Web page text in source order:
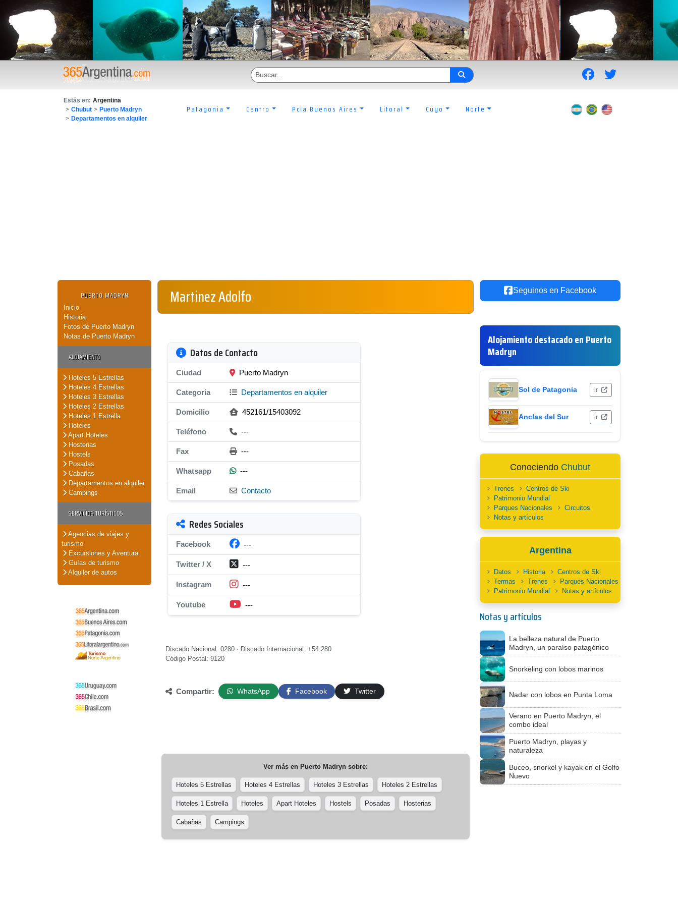
Estás en: Argentina
> Chubut > Puerto Madryn
> Departamentos en alquiler
Patagonia Centro Pcia Buenos Aires Litoral Cuyo Norte
PUERTO MADRYN
Inicio
Historia
Fotos de Puerto Madryn
Notas de Puerto Madryn
ALOJAMIENTO
Hoteles 5 Estrellas
Hoteles 4 Estrellas
Hoteles 3 Estrellas
Hoteles 2 Estrellas
Hoteles 1 Estrella
Hoteles
Apart Hoteles
Hosterias
Hostels
Posadas
Cabañas
Departamentos en alquiler
Campings
SERVICIOS TURÍSTICOS
Agencias de viajes y
turismo
Excursiones y Aventura
Guías de turismo
Alquiler de autos
Martinez Adolfo
Datos de Contacto
Ciudad Puerto Madryn
Categoria Departamentos en alquiler
Domicilio 452161/15403092
Teléfono ---
Fax ---
Whatsapp ---
Email Contacto
Redes Sociales
Facebook ---
Twitter / X ---
Instagram ---
Youtube ---
Discado Nacional: 0280 · Discado Internacional: +54 280
Código Postal: 9120
Compartir: WhatsApp Facebook Twitter
Ver más en Puerto Madryn sobre:
Hoteles 5 Estrellas Hoteles 4 Estrellas Hoteles 3 Estrellas Hoteles 2 Estrellas
Hoteles 1 Estrella Hoteles Apart Hoteles Hostels Posadas Hosterias
Cabañas Campings
Seguinos en Facebook
Alojamiento destacado en Puerto
Madryn
Sol de Patagonia ir
Anclas del Sur ir
Conociendo Chubut
Trenes
Centros de Ski
Patrimonio Mundial
Parques Nacionales
Circuitos
Notas y artículos
Argentina
Datos Historia
Centros de Ski
Termas
Trenes
Parques Nacionales
Patrimonio Mundial
Notas y artículos
Notas y artículos
La belleza natural de Puerto
Madryn, un paraíso patagónico
Snorkeling con lobos marinos
Nadar con lobos en Punta Loma
Verano en Puerto Madryn, el
combo ideal
Puerto Madryn, playas y
naturaleza
Buceo, snorkel y kayak en el Golfo
Nuevo